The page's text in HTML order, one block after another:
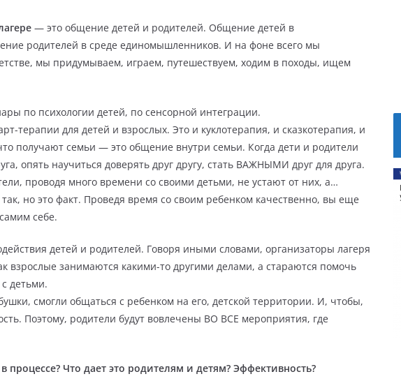
— это общение детей и родителей. Общение детей в
родителей в среде единомышленников. И на фоне всего мы
мы придумываем, играем, путешествуем, ходим в походы, ищем
по психологии детей, по сенсорной интеграции.
терапии для детей и взрослых. Это и куклотерапия, и сказкотерапия, и
получают семьи — это общение внутри семьи. Когда дети и родители
опять научиться доверять друг другу, стать ВАЖНЫМИ друг для друга.
проводя много времени со своими детьми, не устают от них, а…
но это факт. Проведя время со своим ребенком качественно, вы еще
себе.
детей и родителей. Говоря иными словами, организаторы лагеря
взрослые занимаются какими-то другими делами, а стараются помочь
детьми.
смогли общаться с ребенком на его, детской территории. И, чтобы,
Поэтому, родители будут вовлечены ВО ВСЕ мероприятия, где
процессе? Что дает это родителям и детям? Эффективность?